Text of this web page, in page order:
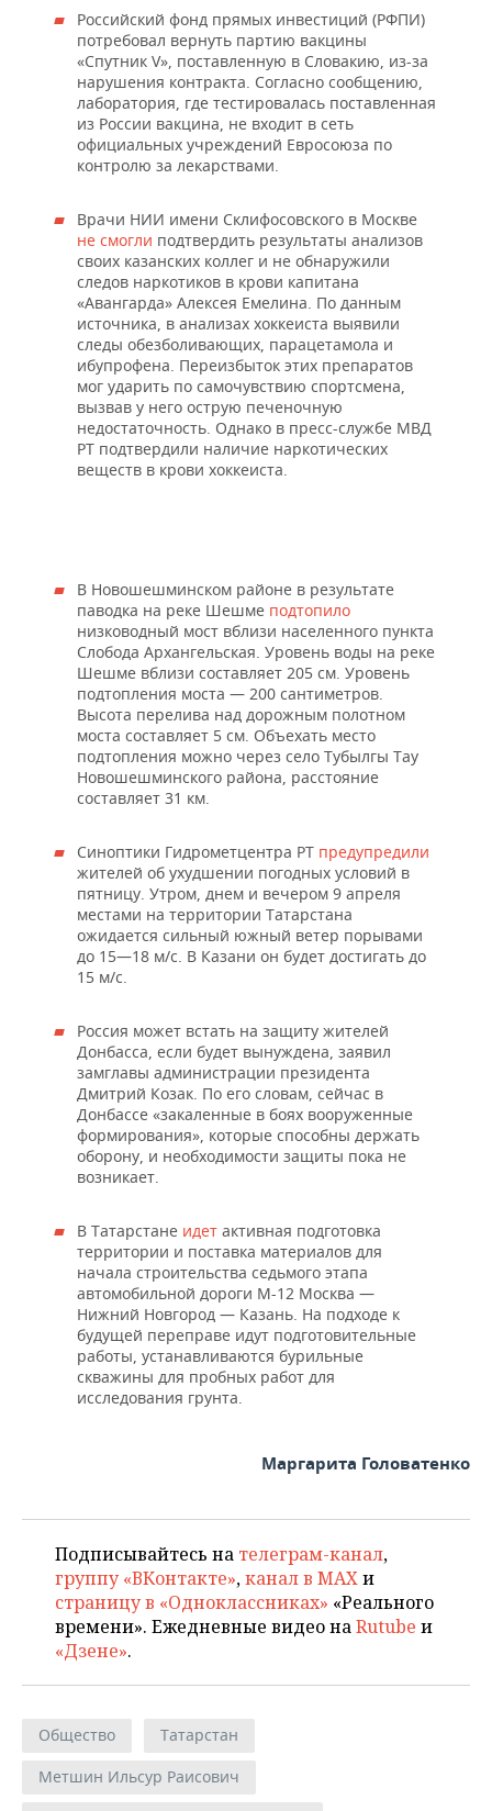
Российский фонд прямых инвестиций (РФПИ)
потребовал вернуть партию вакцины
«Спутник V», поставленную в Словакию, из-за
нарушения контракта. Согласно сообщению,
лаборатория, где тестировалась поставленная
из России вакцина, не входит в сеть
официальных учреждений Евросоюза по
контролю за лекарствами.
Врачи НИИ имени Склифосовского в Москве
не смогли подтвердить результаты анализов
своих казанских коллег и не обнаружили
следов наркотиков в крови капитана
«Авангарда» Алексея Емелина. По данным
источника, в анализах хоккеиста выявили
следы обезболивающих, парацетамола и
ибупрофена. Переизбыток этих препаратов
мог ударить по самочувствию спортсмена,
вызвав у него острую печеночную
недостаточность. Однако в пресс-службе МВД
РТ подтвердили наличие наркотических
веществ в крови хоккеиста.
В Новошешминском районе в результате
паводка на реке Шешме подтопило
низководный мост вблизи населенного пункта
Слобода Архангельская. Уровень воды на реке
Шешме вблизи составляет 205 см. Уровень
подтопления моста — 200 сантиметров.
Высота перелива над дорожным полотном
моста составляет 5 см. Объехать место
подтопления можно через село Тубылгы Тау
Новошешминского района, расстояние
составляет 31 км.
Синоптики Гидрометцентра РТ предупредили
жителей об ухудшении погодных условий в
пятницу. Утром, днем и вечером 9 апреля
местами на территории Татарстана
ожидается сильный южный ветер порывами
до 15—18 м/с. В Казани он будет достигать до
15 м/с.
Россия может встать на защиту жителей
Донбасса, если будет вынуждена, заявил
замглавы администрации президента
Дмитрий Козак. По его словам, сейчас в
Донбассе «закаленные в боях вооруженные
формирования», которые способны держать
оборону, и необходимости защиты пока не
возникает.
В Татарстане идет активная подготовка
территории и поставка материалов для
начала строительства седьмого этапа
автомобильной дороги М-12 Москва —
Нижний Новгород — Казань. На подходе к
будущей переправе идут подготовительные
работы, устанавливаются бурильные
скважины для пробных работ для
исследования грунта.
Маргарита Головатенко
Подписывайтесь на телеграм-канал,
группу «ВКонтакте»,канал в MAXи
страницу в «Одноклассниках» «Реального
времени». Ежедневные видео наRutube и
«Дзене».
Общество
Татарстан
Метшин Ильсур Раисович